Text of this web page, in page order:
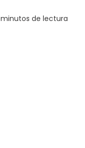
minutos de lectura